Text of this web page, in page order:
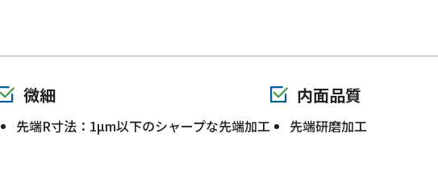
微細
先端R寸法：1µm以下のシャープな先端加工
内面品質
先端研磨加工